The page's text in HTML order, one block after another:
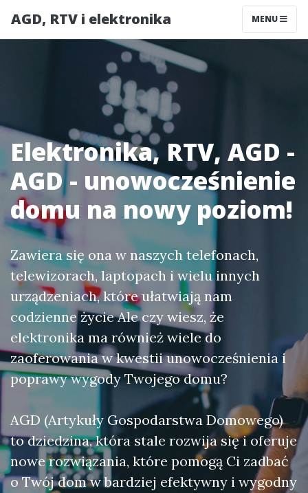
AGD, RTV i elektronika MENU
Elektronika, RTV, AGD -
AGD - unowocześnienie
domu na nowy poziom!
Zawiera się ona w naszych telefonach,
telewizorach, laptopach i wielu innych
urządzeniach, które ułatwiają nam
codzienne życie Ale czy wiesz, że
elektronika ma również wiele do
zaoferowania w kwestii unowocześnienia i
poprawy wygody Twojego domu?
AGD (Artykuły Gospodarstwa Domowego)
to dziedzina, która stale rozwija się i oferuje
nowe rozwiązania, które pomogą Ci zadbać
o Twój dom w bardziej efektywny i wygodny